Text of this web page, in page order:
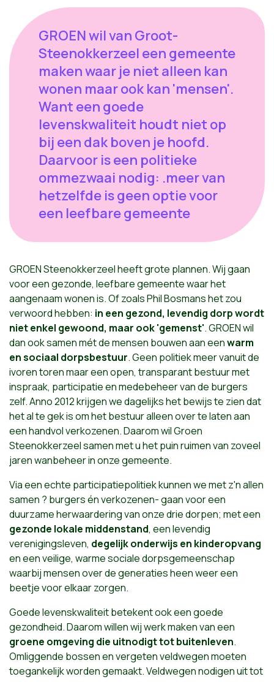
GROEN wil van Groot-
Steenokkerzeel een gemeente
maken waar je niet alleen kan
wonen maar ook kan 'mensen'.
Want een goede
levenskwaliteit houdt niet op
bij een dak boven je hoofd.
Daarvoor is een politieke
ommezwaai nodig: .meer van
hetzelfde is geen optie voor
een leefbare gemeente
GROEN Steenokkerzeel heeft grote plannen. Wij gaan
voor een gezonde, leefbare gemeente waar het
aangenaam wonen is. Of zoals Phil Bosmans het zou
verwoord hebben: in een gezond, levendig dorp wordt
niet enkel gewoond, maar ook 'gemenst'. GROEN wil
dan ook samen mét de mensen bouwen aan eenwarm
en sociaal dorpsbestuur. Geen politiek meer vanuit de
ivoren toren maar een open, transparant bestuur met
inspraak, participatie en medebeheer van de burgers
zelf. Anno 2012 krijgen we dagelijks het bewijs te zien dat
het al te gek is om het bestuur alleen over te laten aan
een handvol verkozenen. Daarom wil Groen
Steenokkerzeel samen met u het puin ruimen van zoveel
jaren wanbeheer in onze gemeente.
Via een echte participatiepolitiek kunnen we met z'n allen
samen ? burgers én verkozenen- gaan voor een
duurzame herwaardering van onze drie dorpen; met een
gezonde lokale middenstand, een levendig
verenigingsleven, degelijk onderwijs en kinderopvang
en een veilige, warme sociale dorpsgemeenschap
waarbij mensen over de generaties heen weer een
beetje voor elkaar zorgen.
Goede levenskwaliteit betekent ook een goede
gezondheid. Daarom willen wij werk maken van een
groene omgeving die uitnodigt tot buitenleven.
Omliggende bossen en vergeten veldwegen moeten
toegankelijk worden gemaakt. Veldwegen nodigen uit tot